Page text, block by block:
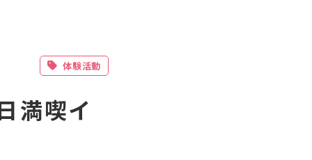
体験活動
満喫イ